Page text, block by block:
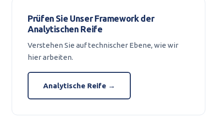
Prüfen Sie Unser Framework der
Analytischen Reife
Verstehen Sie auf technischer Ebene, wie wir
hier arbeiten.
Analytische Reife →